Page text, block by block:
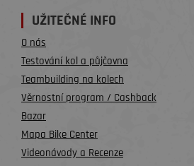
UŽITEČNÉ INFO
O nás
Testování kol a půjčovna
Teambuilding na kolech
Věrnostní program / Cashback
Bazar
Mapa Bike Center
Videonávody a Recenze